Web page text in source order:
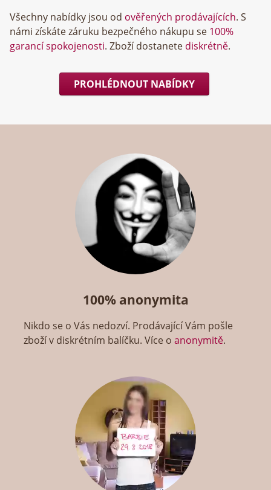
Všechny nabídky jsou od ověřených prodávajících. S
námi získáte záruku bezpečného nákupu se 100%
garancí spokojenosti. Zboží dostanete diskrétně.
PROHLÉDNOUT NABÍDKY
100% anonymita
Nikdo se o Vás nedozví. Prodávající Vám pošle
zboží v diskrétním balíčku. Více oanonymitě.